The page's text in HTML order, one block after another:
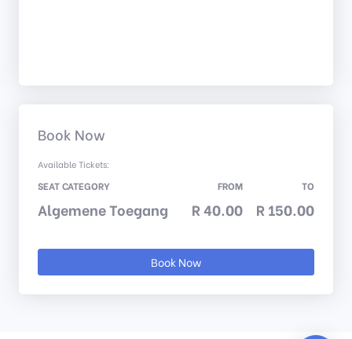
Book Now
Available Tickets:
SEAT CATEGORY FROM TO
Algemene Toegang R 40.00 R 150.00
Book Now